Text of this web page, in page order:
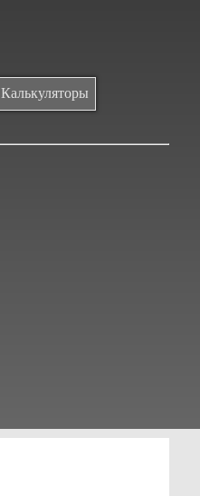
Калькуляторы